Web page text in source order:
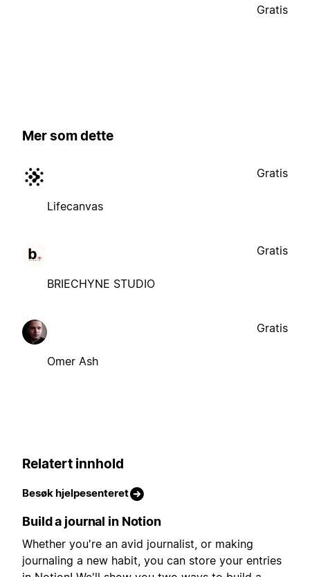
Gratis
Mer som dette
Lifecanvas
Gratis
BRIECHYNE STUDIO
Gratis
Omer Ash
Gratis
Relatert innhold
Besøk hjelpesenteret
Build a journal in Notion
Whether you're an avid journalist, or making
journaling a new habit, you can store your entries